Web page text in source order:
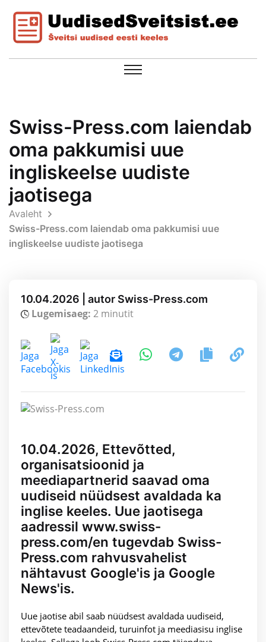
Swiss-Press.com laiendab
oma pakkumisi uue
ingliskeelse uudiste
jaotisega
Avaleht
Swiss-Press.com laiendab oma pakkumisi uue
ingliskeelse uudiste jaotisega
10.04.2026 | autor Swiss-Press.com
Lugemisaeg: 2 minutit
10.04.2026, Ettevõtted,
organisatsioonid ja
meediapartnerid saavad oma
uudiseid nüüdsest avaldada ka
inglise keeles. Uue jaotisega
aadressil www.swiss-
press.com/en tugevdab Swiss-
Press.com rahvusvahelist
nähtavust Google'is ja Google
News'is.
Uue jaotise abil saab nüüdsest avaldada uudiseid,
ettevõtete teadaandeid, turuinfot ja meediasisu inglise